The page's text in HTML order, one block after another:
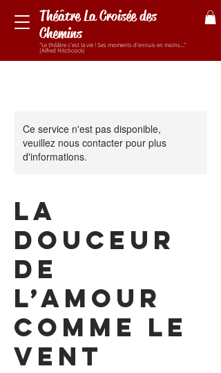
Théâtre La Croisée des
Chemins
"Le théâtre c'est la vie ! Ses moments d'ennuis en moins..."
(Alfred Hitchcock)
Ce service n'est pas disponible,
veuillez nous contacter pour plus
d'informations.
LA
DOUCEUR
DE
L’AMOUR
COMME LE
VENT